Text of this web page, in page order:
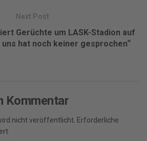
Next Post
Gerüchte um LASK-Stadion auf
hat noch keiner gesprochen“
Kommentar
nicht veröffentlicht. Erforderliche